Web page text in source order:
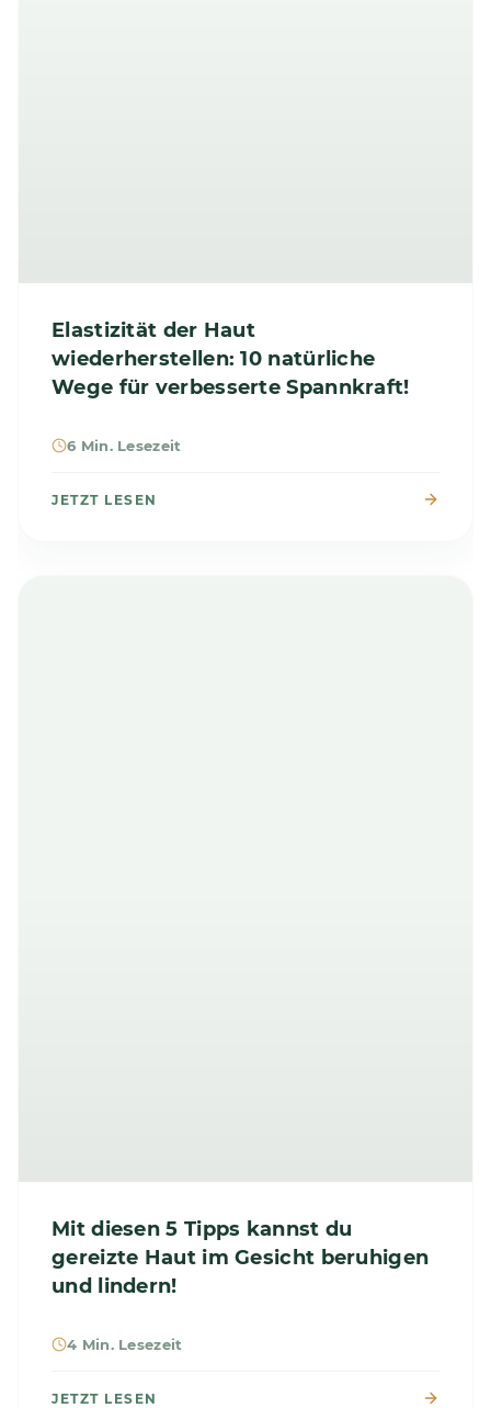
Elastizität der Haut
wiederherstellen: 10 natürliche
Wege für verbesserte Spannkraft!
6 Min. Lesezeit
JETZT LESEN
Mit diesen 5 Tipps kannst du
gereizte Haut im Gesicht beruhigen
und lindern!
4 Min. Lesezeit
JETZT LESEN